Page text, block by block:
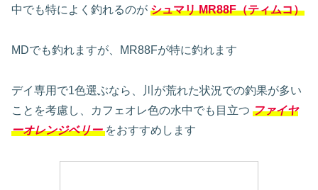
中でも特によく釣れるのが シュマリ MR88F（ティムコ）
MDでも釣れますが、MR88Fが特に釣れます
デイ専用で1色選ぶなら、川が荒れた状況での釣果が多い
ことを考慮し、カフェオレ色の水中でも目立つ ファイヤ
ーオレンジベリー をおすすめします